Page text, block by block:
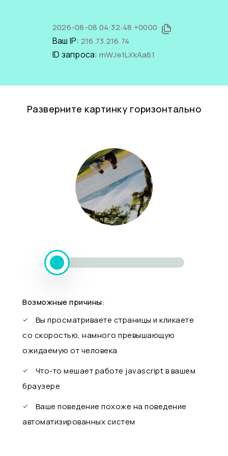
2026-08-08 04:32:48 +0000
Ваш IP: 216.73.216.74
ID запроса: mWJe1LXkAa61
Разверните картинку горизонтально
Возможные причины:
Вы просматриваете страницы и кликаете
со скоростью, намного превышающую
ожидаемую от человека
Что-то мешает работе javascript в вашем
браузере
Ваше поведение похоже на поведение
автоматизированных систем